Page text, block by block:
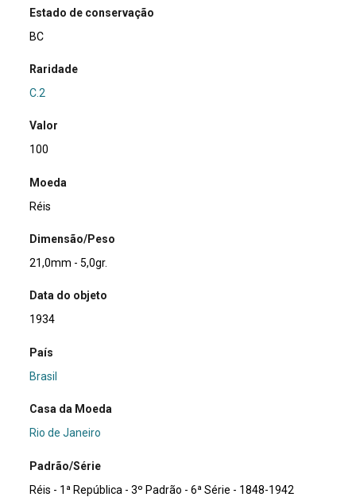
Estado de conservação
BC
Raridade
C.2
Valor
100
Moeda
Réis
Dimensão/Peso
21,0mm - 5,0gr.
Data do objeto
1934
País
Brasil
Casa da Moeda
Rio de Janeiro
Padrão/Série
Réis - 1ª República - 3º Padrão - 6ª Série - 1848-1942